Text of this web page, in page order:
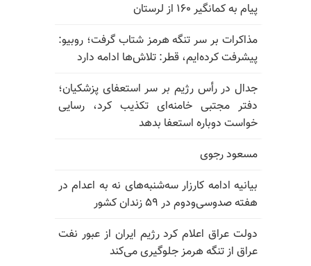
پیام به کمانگیر ۱۶۰ از لرستان
مذاکرات بر سر تنگه هرمز شتاب گرفت؛ روبیو:
پیشرفت کرده‌ایم، قطر: تلاش‌ها ادامه دارد
جدال در رأس رژیم بر سر استعفای پزشکیان؛
دفتر مجتبی خامنه‌ای تکذیب کرد، رسایی
خواست دوباره استعفا بدهد
مسعود رجوی
بیانیه ادامه کارزار سه‌شنبه‌های نه به اعدام در
هفته صدوسی‌و‌دوم در ۵۹ زندان کشور
دولت عراق اعلام کرد رژیم ایران از عبور نفت
عراق از تنگه هرمز جلوگیری می‌کند